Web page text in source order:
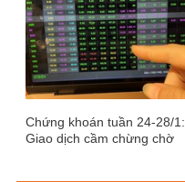
Chứng khoán tuần 24-28/1:
Giao dịch cầm chừng chờ